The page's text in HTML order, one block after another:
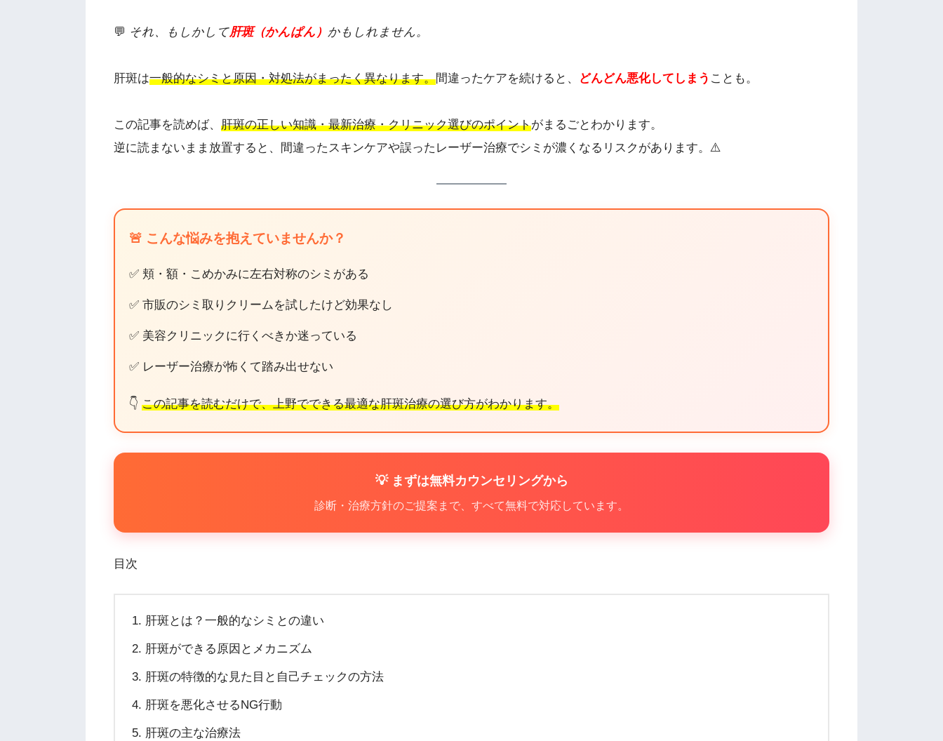
💬 それ、もしかして肝斑（かんぱん） かもしれません。
肝斑は一般的なシミと原因・対処法がまったく異なります。間違ったケアを続けると、 どんどん悪化してしまう ことも。
この記事を読めば、 肝斑の正しい知識・最新治療・クリニック選びのポイントがまるごとわかります。
逆に読まないまま放置すると、間違ったスキンケアや誤ったレーザー治療でシミが濃くなるリスクがあります。⚠️
🚨 こんな悩みを抱えていませんか？
✅ 頬・額・こめかみに左右対称のシミがある
✅ 市販のシミ取りクリームを試したけど効果なし
✅ 美容クリニックに行くべきか迷っている
✅ レーザー治療が怖くて踏み出せない
👇 この記事を読むだけで、上野でできる最適な肝斑治療の選び方がわかります。
💡 まずは無料カウンセリングから
診断・治療方針のご提案まで、すべて無料で対応しています。
目次
肝斑とは？一般的なシミとの違い
肝斑ができる原因とメカニズム
肝斑の特徴的な見た目と自己チェックの方法
肝斑を悪化させるNG行動
肝斑の主な治療法